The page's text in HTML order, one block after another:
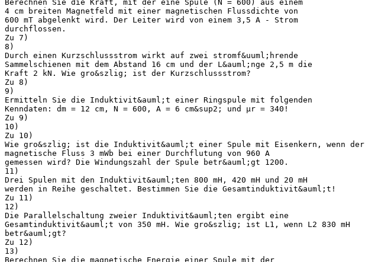
Berechnen Sie die Kraft, mit der eine Spule (N = 600) aus einem
4 cm breiten Magnetfeld mit einer magnetischen Flussdichte von
600 mT abgelenkt wird. Der Leiter wird von einem 3,5 A - Strom
durchflossen.
Zu 7)
8)
Durch einen Kurzschlussstrom wirkt auf zwei stromf&uuml;hrende
Sammelschienen mit dem Abstand 16 cm und der L&auml;nge 2,5 m die
Kraft 2 kN. Wie gro&szlig; ist der Kurzschlussstrom?
Zu 8)
9)
Ermitteln Sie die Induktivit&auml;t einer Ringspule mit folgenden
Kenndaten: dm = 12 cm, N = 600, A = 6 cm&sup2; und μr = 340!
Zu 9)
10)
Zu 10)
Wie gro&szlig; ist die Induktivit&auml;t einer Spule mit Eisenkern, wenn der
magnetische Fluss 3 mWb bei einer Durchflutung von 960 A
gemessen wird? Die Windungszahl der Spule betr&auml;gt 1200.
11)
Drei Spulen mit den Induktivit&auml;ten 800 mH, 420 mH und 20 mH
werden in Reihe geschaltet. Bestimmen Sie die Gesamtinduktivit&auml;t!
Zu 11)
12)
Die Parallelschaltung zweier Induktivit&auml;ten ergibt eine
Gesamtinduktivit&auml;t von 350 mH. Wie gro&szlig; ist L1, wenn L2 830 mH
betr&auml;gt?
Zu 12)
13)
Berechnen Sie die magnetische Energie einer Spule mit der